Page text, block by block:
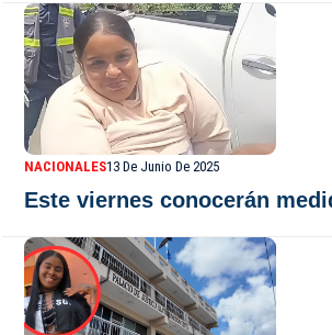
NACIONALES13 De Junio De 2025
Este viernes conocerán